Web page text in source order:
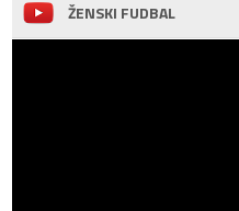
ŽENSKI FUDBAL